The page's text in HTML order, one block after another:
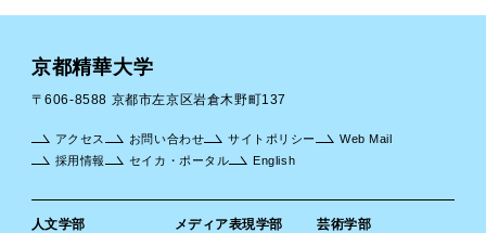
京都精華大学
〒606-8588 京都市左京区岩倉木野町137
人文学部 メディア表現学部 芸術学部
アクセス お問い合わせ サイトポリシー
Web Mail
採用情報
セイカ・ポータル English